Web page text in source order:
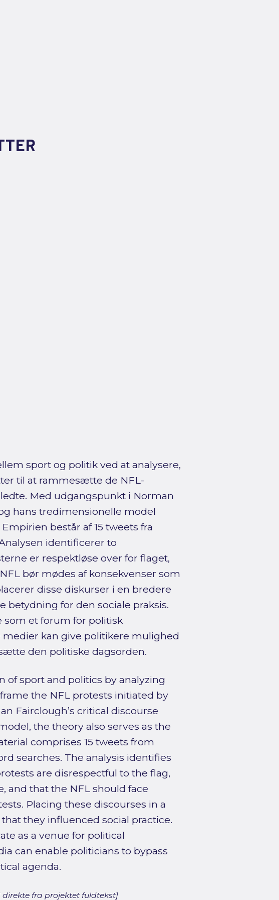
sport og politik ved at analysere,
til at rammesætte de NFL-
Med udgangspunkt i Norman
hans tredimensionelle model
består af 15 tweets fra
identificerer to
er respektløse over for flaget,
bør mødes af konsekvenser som
disse diskurser i en bredere
betydning for den sociale praksis.
som et forum for politisk
kan give politikere mulighed
den politiske dagsorden.
of sport and politics by analyzing
the NFL protests initiated by
Fairclough’s critical discourse
the theory also serves as the
comprises 15 tweets from
searches. The analysis identifies
are disrespectful to the flag,
and that the NFL should face
Placing these discourses in a
they influenced social practice.
as a venue for political
can enable politicians to bypass
agenda.
fra projektet fuldtekst]